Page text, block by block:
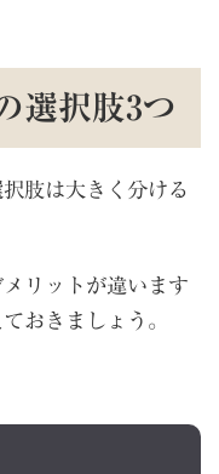
選択肢3つ
肢は大きく分ける
リットが違います
おきましょう。